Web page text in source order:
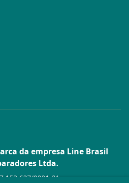
da empresa Line Brasil
Ltda.
0001-21